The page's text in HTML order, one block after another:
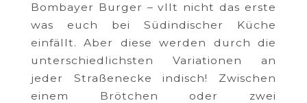
Bombayer Burger – vllt nicht das erste
was euch bei Südindischer Küche
einfällt. Aber diese werden durch die
unterschiedlichsten Variationen an
jeder Straßenecke indisch! Zwischen
einem Brötchen oder zwei